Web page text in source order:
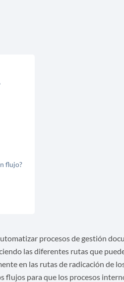
flujo?
procesos de gestión
las diferentes rutas que
en las rutas de radicación de
flujos para que los procesos